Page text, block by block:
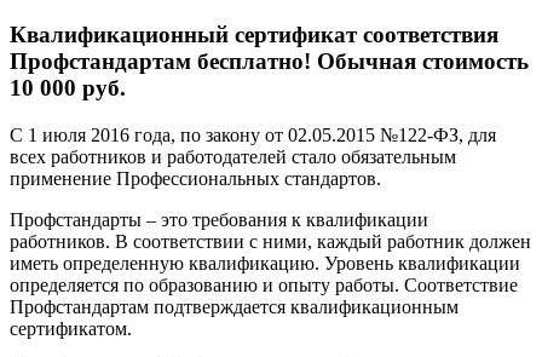
Квалификационный сертификат соответствия
Профстандартам бесплатно! Обычная стоимость
10 000 руб.
С 1 июля 2016 года, по закону от 02.05.2015 №122-ФЗ, для
всех работников и работодателей стало обязательным
применение Профессиональных стандартов.
Профстандарты – это требования к квалификации
работников. В соответствии с ними, каждый работник должен
иметь определенную квалификацию. Уровень квалификации
определяется по образованию и опыту работы. Соответствие
Профстандартам подтверждается квалификационным
сертификатом.